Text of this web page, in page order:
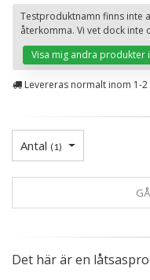
Testproduktnamn finns inte
återkomma. Vi vet dock inte
Visa mig andra produkter
Levereras normalt inom 1-
Antal (1)
Det här är en